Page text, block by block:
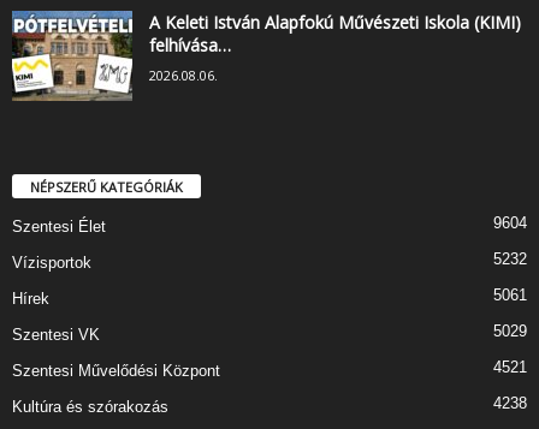
A Keleti István Alapfokú Művészeti Iskola (KIMI)
felhívása…
2026.08.06.
NÉPSZERŰ KATEGÓRIÁK
Szentesi Élet 9604
Vízisportok 5232
Hírek 5061
Szentesi VK 5029
Szentesi Művelődési Központ 4521
Kultúra és szórakozás 4238